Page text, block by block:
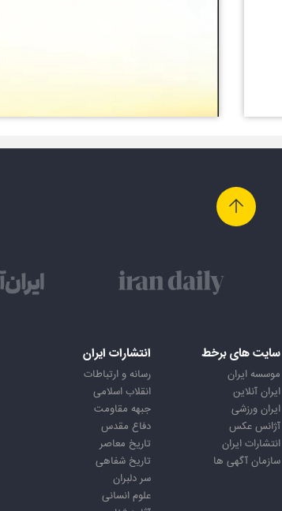
سایت های برخط
موسسه ایران
ایران آنلاین
ایران ورزشی
آژانس عکس
انتشارات ایران
سازمان آگهی ها
انتشارات ایران
رسانه و ارتباطات
انقلاب اسلامی
جبهه مقاومت
دفاع مقدس
تاریخ معاصر
تاریخ شفاهی
سر دلبران
علوم انسانی